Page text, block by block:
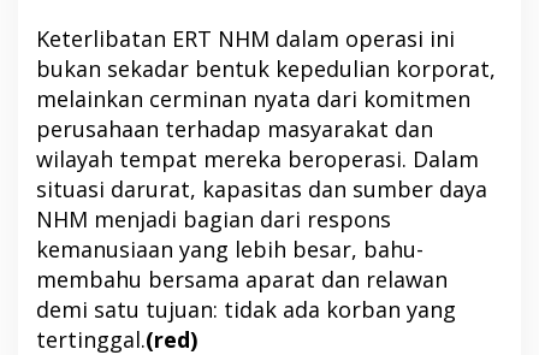
Keterlibatan ERT NHM dalam operasi ini
bukan sekadar bentuk kepedulian korporat,
melainkan cerminan nyata dari komitmen
perusahaan terhadap masyarakat dan
wilayah tempat mereka beroperasi. Dalam
situasi darurat, kapasitas dan sumber daya
NHM menjadi bagian dari respons
kemanusiaan yang lebih besar, bahu-
membahu bersama aparat dan relawan
demi satu tujuan: tidak ada korban yang
tertinggal.(red)